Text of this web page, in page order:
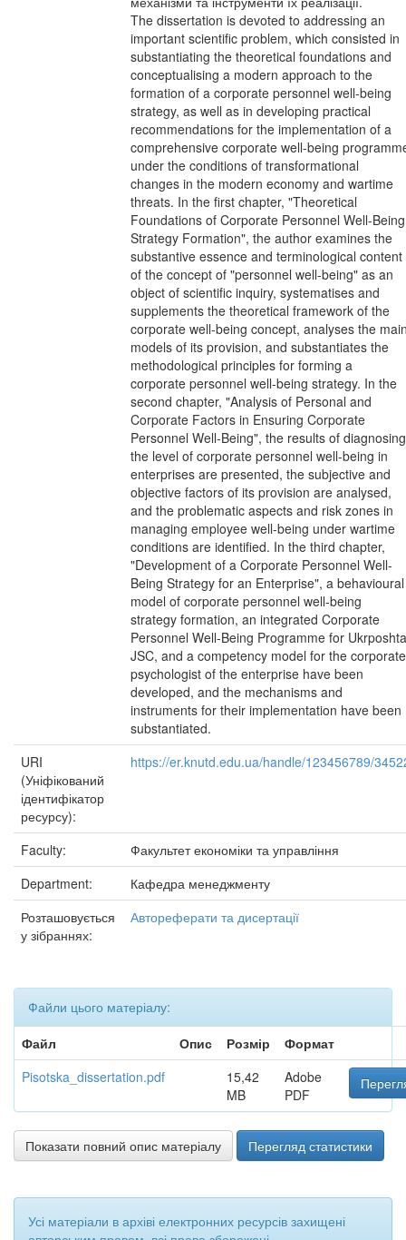
The dissertation is devoted to addressing an
important scientific problem, which consisted in
substantiating the theoretical foundations and
conceptualising a modern approach to the
formation of a corporate personnel well-being
strategy, as well as in developing practical
recommendations for the implementation of a
comprehensive corporate well-being
under the conditions of transformational
changes in the modern economy and wartime
threats. In the first chapter, "Theoretical
Foundations of Corporate Personnel Well-Being
Strategy Formation", the author examines the
substantive essence and terminological content
of the concept of "personnel well-being" as an
object of scientific inquiry, systematises and
supplements the theoretical framework of the
corporate well-being concept, analyses the
models of its provision, and substantiates the
methodological principles for forming a
corporate personnel well-being strategy. In the
second chapter, "Analysis of Personal and
Corporate Factors in Ensuring Corporate
Personnel Well-Being", the results of diagnosing
the level of corporate personnel well-being in
enterprises are presented, the subjective and
objective factors of its provision are analysed,
and the problematic aspects and risk zones in
managing employee well-being under wartime
conditions are identified. In the third chapter,
"Development of a Corporate Personnel Well-
Being Strategy for an Enterprise", a behavioural
model of corporate personnel well-being
strategy formation, an integrated Corporate
Personnel Well-Being Programme for Ukrposhta
JSC, and a competency model for the corporate
psychologist of the enterprise have been
developed, and the mechanisms and
instruments for their implementation have been
substantiated.
URI
(Уніфікований
ідентифікатор
ресурсу):
https://er.knutd.edu.ua/handle/123456789/
Faculty:
Факультет економіки та управління
Department:
Кафедра менеджменту
Розташовується
у зібраннях:
Автореферати та дисертації
Файли цього матеріалу:
Файл
Опис Розмір
Формат
Pisotska_dissertation.pdf
15,42
MB
Adobe
PDF
Показати повний опис матеріалу Перегляд статистики
Усі матеріали в архіві електронних ресурсів захищені